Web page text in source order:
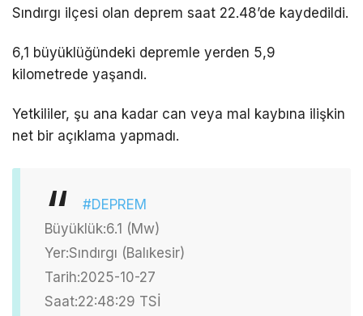
Sındırgı ilçesi olan deprem saat 22.48’de kaydedildi.
6,1 büyüklüğündeki depremle yerden 5,9
kilometrede yaşandı.
Yetkililer, şu ana kadar can veya mal kaybına ilişkin
net bir açıklama yapmadı.
#DEPREM
Büyüklük:6.1 (Mw)
Yer:Sındırgı (Balıkesir)
Tarih:2025-10-27
Saat:22:48:29 TSİ